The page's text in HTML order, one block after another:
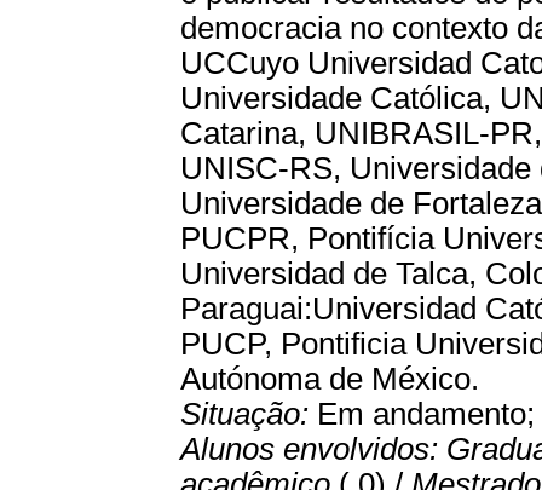
democracia no contexto
UCCuyo Universidad
Universidade Católica,
Catarina, UNIBRASIL-
UNISC-RS,
Universidade de
PUCPR, Pontifícia
Universidad de Talca,
Paraguai:Universidad
PUCP, Pontificia
Autónoma de México.
Situação: Em andamento;
Alunos envolvidos: